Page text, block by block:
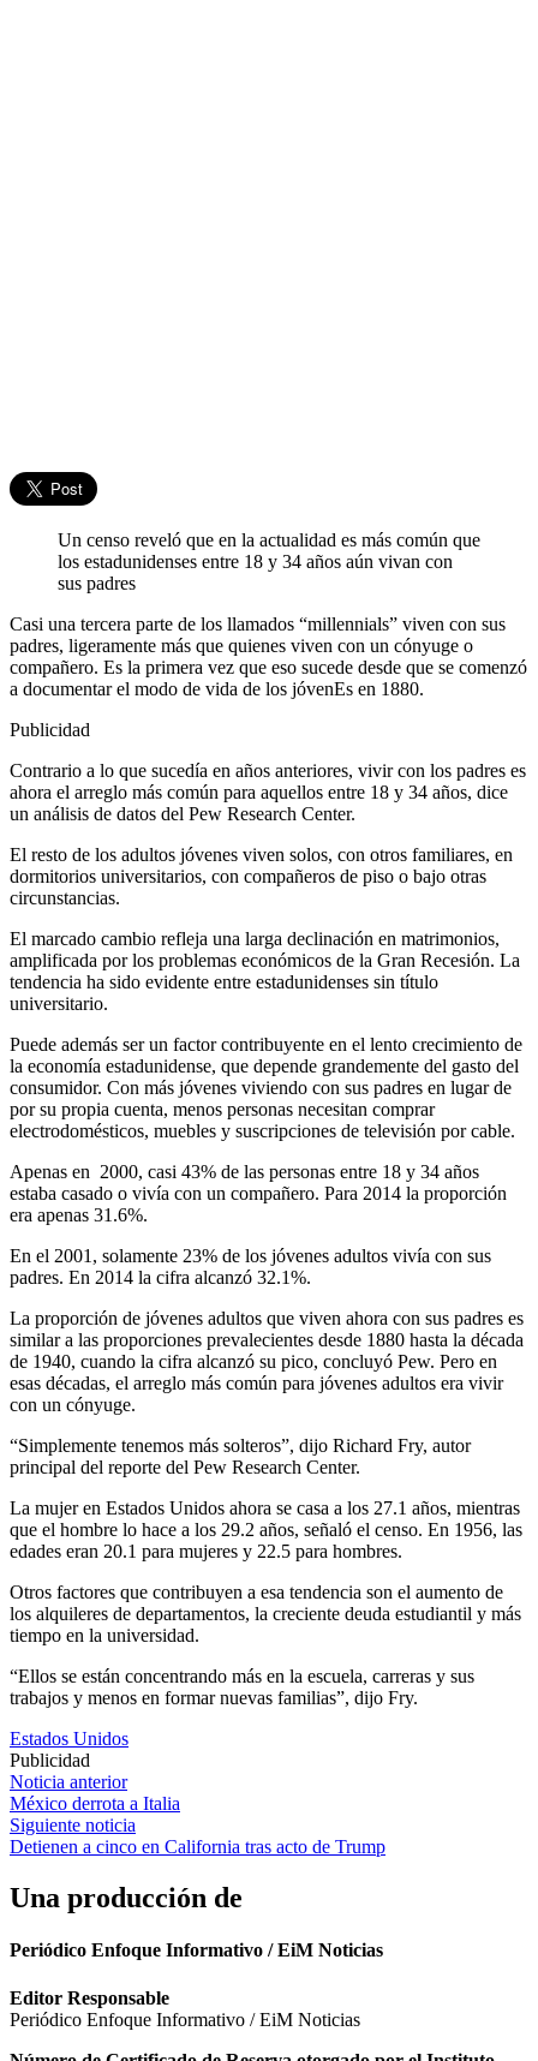
Un censo reveló que en la actualidad es más común que
los estadunidenses entre 18 y 34 años aún vivan con
sus padres
Casi una tercera parte de los llamados “millennials” viven con sus
padres, ligeramente más que quienes viven con un cónyuge o
compañero. Es la primera vez que eso sucede desde que se comenzó
a documentar el modo de vida de los jóvenEs en 1880.
Publicidad
Contrario a lo que sucedía en años anteriores, vivir con los padres es
ahora el arreglo más común para aquellos entre 18 y 34 años, dice
un análisis de datos del Pew Research Center.
El resto de los adultos jóvenes viven solos, con otros familiares, en
dormitorios universitarios, con compañeros de piso o bajo otras
circunstancias.
El marcado cambio refleja una larga declinación en matrimonios,
amplificada por los problemas económicos de la Gran Recesión. La
tendencia ha sido evidente entre estadunidenses sin título
universitario.
Puede además ser un factor contribuyente en el lento crecimiento de
la economía estadunidense, que depende grandemente del gasto del
consumidor. Con más jóvenes viviendo con sus padres en lugar de
por su propia cuenta, menos personas necesitan comprar
electrodomésticos, muebles y suscripciones de televisión por cable.
Apenas en 2000, casi 43% de las personas entre 18 y 34 años
estaba casado o vivía con un compañero. Para 2014 la proporción
era apenas 31.6%.
En el 2001, solamente 23% de los jóvenes adultos vivía con sus
padres. En 2014 la cifra alcanzó 32.1%.
La proporción de jóvenes adultos que viven ahora con sus padres es
similar a las proporciones prevalecientes desde 1880 hasta la década
de 1940, cuando la cifra alcanzó su pico, concluyó Pew. Pero en
esas décadas, el arreglo más común para jóvenes adultos era vivir
con un cónyuge.
“Simplemente tenemos más solteros”, dijo Richard Fry, autor
principal del reporte del Pew Research Center.
La mujer en Estados Unidos ahora se casa a los 27.1 años, mientras
que el hombre lo hace a los 29.2 años, señaló el censo. En 1956, las
edades eran 20.1 para mujeres y 22.5 para hombres.
Otros factores que contribuyen a esa tendencia son el aumento de
los alquileres de departamentos, la creciente deuda estudiantil y más
tiempo en la universidad.
“Ellos se están concentrando más en la escuela, carreras y sus
trabajos y menos en formar nuevas familias”, dijo Fry.
Estados Unidos
Publicidad
Navegación
de
entradas
Noticia anterior
México derrota a Italia
Siguiente noticia
Detienen a cinco en California tras acto de Trump
Una producción de
Periódico Enfoque Informativo / EiM Noticias
Editor Responsable
Periódico Enfoque Informativo / EiM Noticias